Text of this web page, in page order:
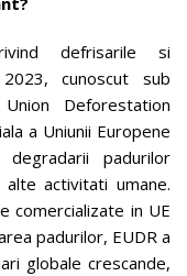
defrisarile si
cunoscut sub
Deforestation
a Uniunii Europene
padurilor
activitati umane.
comercializate in UE
padurilor, EUDR a
globale crescande,